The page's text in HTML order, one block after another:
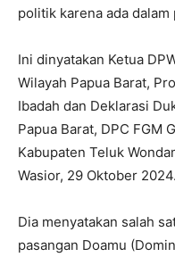
politik karena ada
Ini dinyatakan Ketua
Wilayah Papua Barat,
Ibadah dan Deklarasi
Papua Barat, DPC FGM
Kabupaten Teluk
Wasior, 29 Oktober 2024.
Dia menyatakan salah
pasangan Doamu